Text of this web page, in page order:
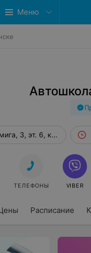
Меню
Расписание
3, эт. 6, каб. 515
ТЕЛЕФОНЫ VIBER